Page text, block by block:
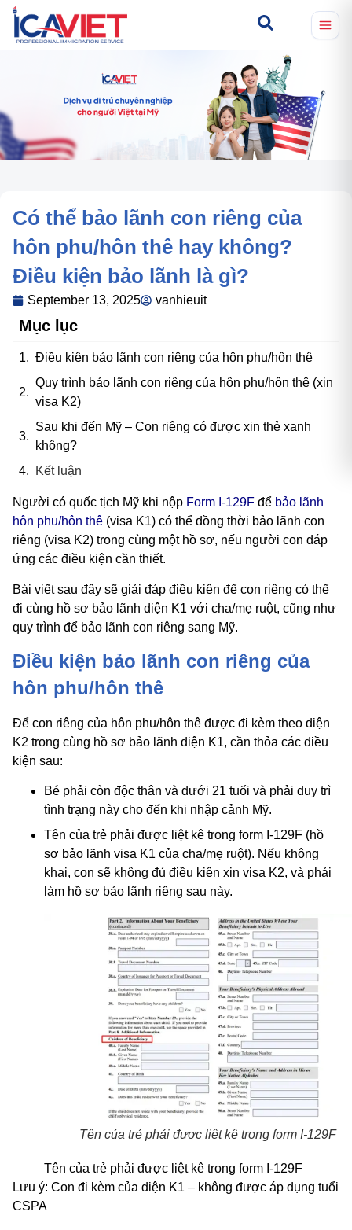
Có thể bảo lãnh con riêng của
hôn phu/hôn thê hay không?
Điều kiện bảo lãnh là gì?
September 13, 2025 vanhieuit
Mục lục
Điều kiện bảo lãnh con riêng của hôn phu/hôn thê
Quy trình bảo lãnh con riêng của hôn phu/hôn thê (xin
visa K2)
Sau khi đến Mỹ – Con riêng có được xin thẻ xanh
không?
Kết luận
Người có quốc tịch Mỹ khi nộp Form I-129F để bảo lãnh
hôn phu/hôn thê (visa K1) có thể đồng thời bảo lãnh con
riêng (visa K2) trong cùng một hồ sơ, nếu người con đáp
ứng các điều kiện cần thiết.
Bài viết sau đây sẽ giải đáp điều kiện để con riêng có thể
đi cùng hồ sơ bảo lãnh diện K1 với cha/mẹ ruột, cũng như
quy trình để bảo lãnh con riêng sang Mỹ.
Điều kiện bảo lãnh con riêng của
hôn phu/hôn thê
Để con riêng của hôn phu/hôn thê được đi kèm theo diện
K2 trong cùng hồ sơ bảo lãnh diện K1, cần thỏa các điều
kiện sau:
Bé phải còn độc thân và dưới 21 tuổi và phải duy trì
tình trạng này cho đến khi nhập cảnh Mỹ.
Tên của trẻ phải được liệt kê trong form I-129F (hồ
sơ bảo lãnh visa K1 của cha/mẹ ruột). Nếu không
khai, con sẽ không đủ điều kiện xin visa K2, và phải
làm hồ sơ bảo lãnh riêng sau này.
Tên của trẻ phải được liệt kê trong form I-129F
Tên của trẻ phải được liệt kê trong form I-129F
Lưu ý: Con đi kèm của diện K1 – không được áp dụng tuổi
CSPA